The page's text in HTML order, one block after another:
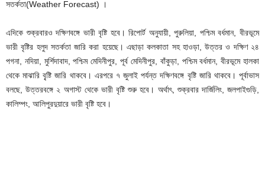
সতর্কতা(Weather Forecast) ।
এদিকে শুক্রবারও দক্ষিণবঙ্গে ভারী বৃষ্টি হবে। রিপোর্ট অনুযায়ী, পুরুলিয়া, পশ্চিম বর্ধমান, বীরভূমে
ভারী বৃষ্টির হলুদ সতর্কতা জারি করা হয়েছে। এছাড়া কলকাতা সহ হাওড়া, উত্তর ও দক্ষিণ ২৪
পগনা, নদিয়া, মুর্শিদাবাদ, পশ্চিম মেদিনীপুর, পূর্ব মেদিনীপুর, বাঁকুড়া, পশ্চিম বর্ধমান, বীরভূমে হালকা
থেকে মাঝারি বৃ্ষ্টি জারি থাকবে। এরপরে ৭ জুলাই পর্যন্ত দক্ষিণবঙ্গে বৃষ্টি জারি থাকবে। পূর্বাভাস
বলছে, উত্তরবঙ্গে ২ অগাস্ট থেকে ভারী বৃষ্টি শুরু হবে। অর্থাৎ, শুক্রবার দার্জিলিং, জলপাইগুড়ি,
কালিম্পং, আলিপুরদুয়ারে ভারী বৃষ্টি হবে।